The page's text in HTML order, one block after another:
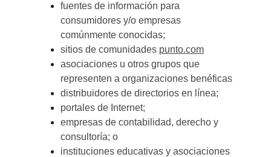
fuentes de información para
consumidores y/o empresas
comúnmente conocidas;
sitios de comunidades punto.com
asociaciones u otros grupos que
representen a organizaciones benéficas
distribuidores de directorios en línea;
portales de Internet;
empresas de contabilidad, derecho y
consultoría; o
instituciones educativas y asociaciones